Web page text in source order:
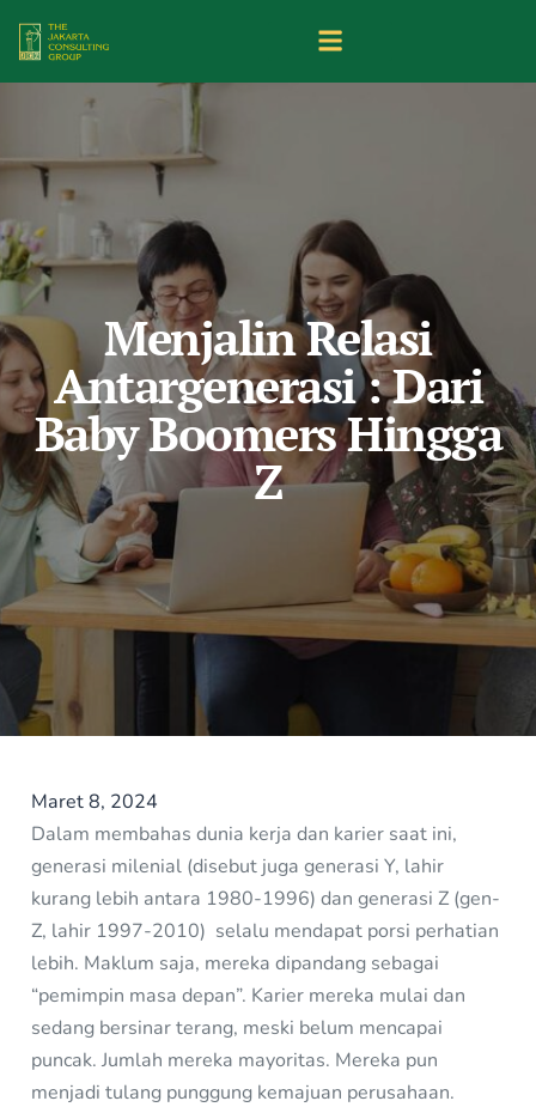
Menjalin Relasi
Antargenerasi : Dari
Baby Boomers Hingga
Z
Maret 8, 2024
Dalam membahas dunia kerja dan karier saat ini,
generasi milenial (disebut juga generasi Y, lahir
kurang lebih antara 1980-1996) dan generasi Z (gen-
Z, lahir 1997-2010) selalu mendapat porsi perhatian
lebih. Maklum saja, mereka dipandang sebagai
“pemimpin masa depan”. Karier mereka mulai dan
sedang bersinar terang, meski belum mencapai
puncak. Jumlah mereka mayoritas. Mereka pun
menjadi tulang punggung kemajuan perusahaan.